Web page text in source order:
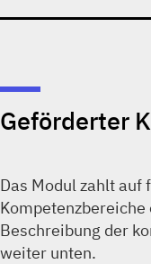
Geförderter
Das Modul zahlt auf
Beschreibung der
weiter unten.